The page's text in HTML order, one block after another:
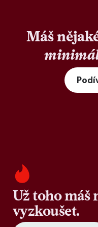
Máš
Už toho máš
vyzkoušet.